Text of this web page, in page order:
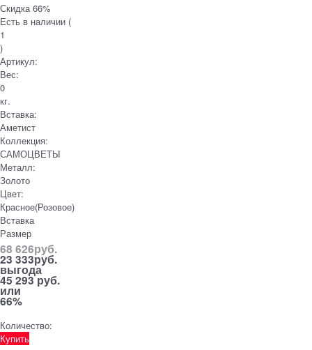
Скидка 66%
Есть в наличии (
1
)
Артикул:
Вес:
0
кг.
Вставка:
Аметист
Коллекция:
САМОЦВЕТЫ
Металл:
Золото
Цвет:
Красное(Розовое)
Вставка
Размер
68 626руб.
23 333руб.
выгода
45 293 руб.
или
66%
Количество:
Купить